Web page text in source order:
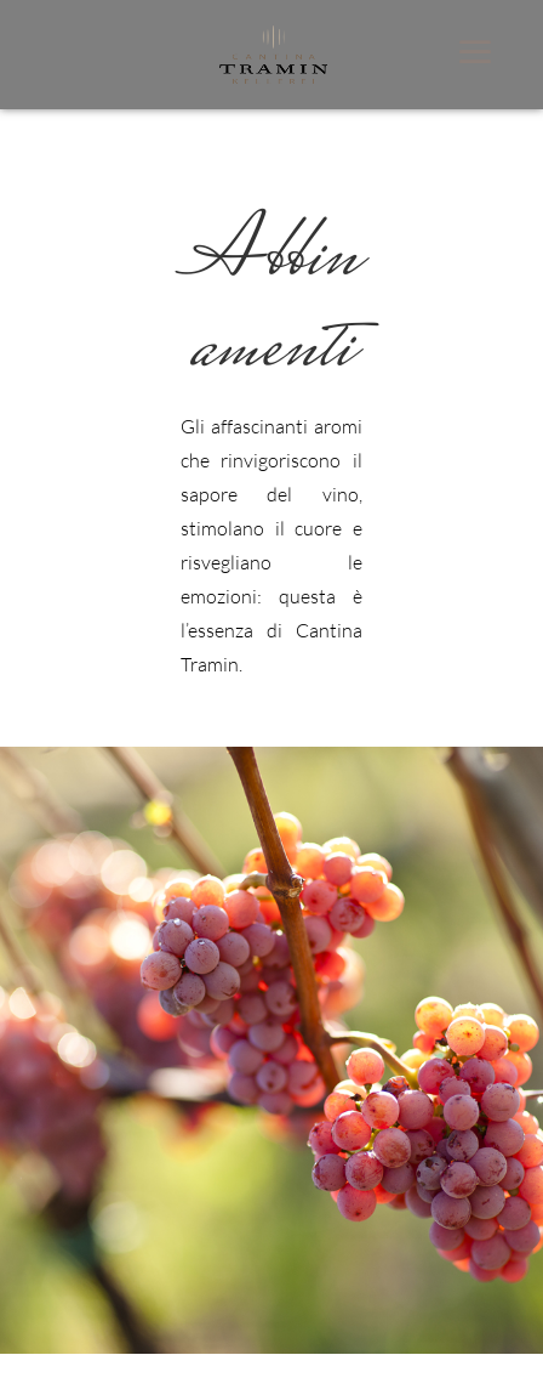
Abbin
amenti
Gli affascinanti aromi
che rinvigoriscono il
sapore del vino,
stimolano il cuore e
risvegliano le
emozioni: questa è
l’essenza di Cantina
Tramin.